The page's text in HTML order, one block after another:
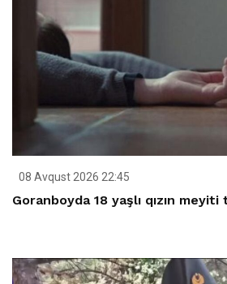
08 Avqust 2026 22:45
Goranboyda 18 yaşlı qızın meyiti